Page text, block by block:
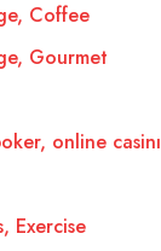
Coffee
Gourmet
online casinı
Exercise